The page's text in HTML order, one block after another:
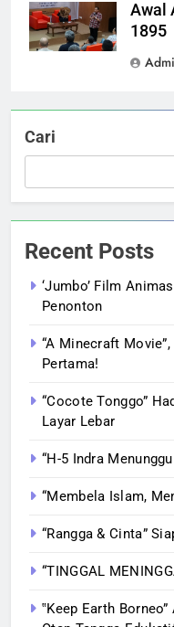
Awal
1895
Cari
Recent Posts
‘Jumbo’ Film
Penonton
“A Minecraft
Pertama!
“Cocote Tonggo”
Layar Lebar
“H-5 Indra
“Membela Islam,
“Rangga & Cinta”
“TINGGAL
‟Keep Earth